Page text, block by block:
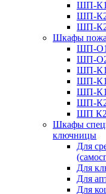
ШП-
ШП-
ШП-
Шкафы
ШП-
ШП-
ШП-
ШП-
ШП-
ШП-
ШП
Шкафы
ключницы
Для
Для
Для
Для